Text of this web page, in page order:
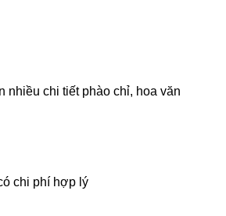
nhiều chi tiết phào chỉ, hoa văn
chi phí hợp lý